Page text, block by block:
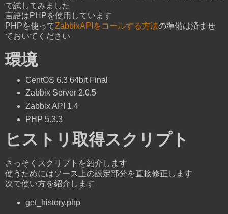
で試してみました
言語はPHPを使用しています
PHPを使ってZabbixAPIをコールする方法の準備は済ませ
ておいてください
環境
CentOS 6.3 64bit Final
Zabbix Server 2.0.5
Zabbix API 1.4
PHP 5.3.3
ヒストリ取得スクリプト
さっそくスクリプトを紹介します
使うためにはソース上の設定部分を直接修正します
次で使い方を紹介します
get_history.php